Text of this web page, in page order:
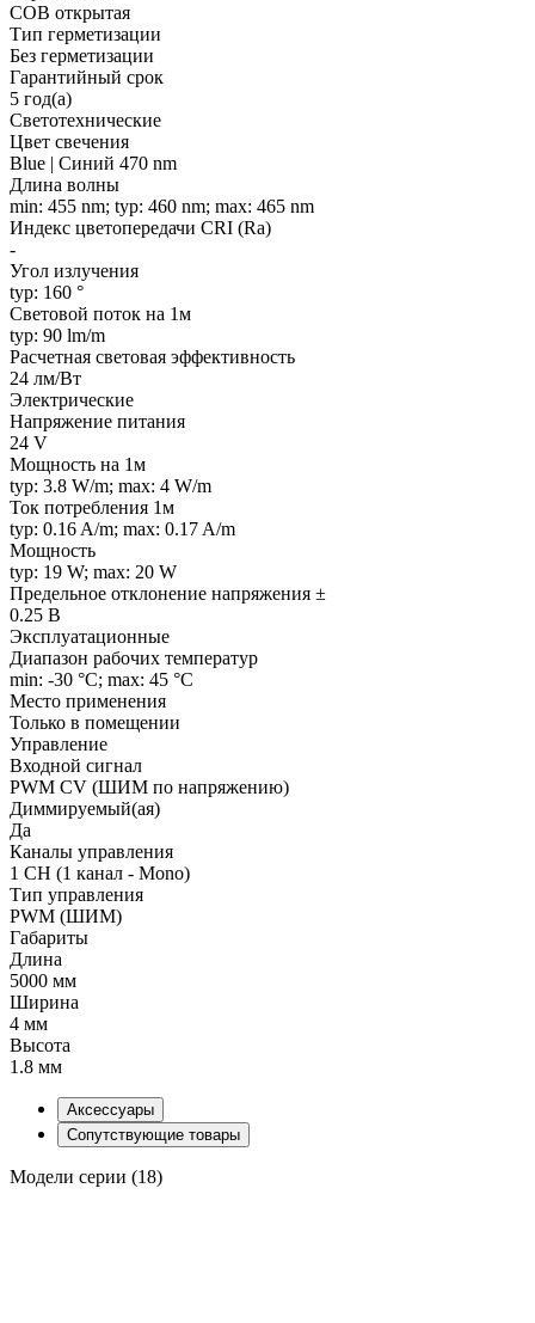
COB открытая
Тип герметизации
Без герметизации
Гарантийный срок
5 год(а)
Светотехнические
Цвет свечения
Blue | Синий 470 nm
Длина волны
min: 455 nm; typ: 460 nm; max: 465 nm
Индекс цветопередачи CRI (Ra)
-
Угол излучения
typ: 160 °
Световой поток на 1м
typ: 90 lm/m
Расчетная световая эффективность
24 лм/Вт
Электрические
Напряжение питания
24 V
Мощность на 1м
typ: 3.8 W/m; max: 4 W/m
Ток потребления 1м
typ: 0.16 A/m; max: 0.17 A/m
Мощность
typ: 19 W; max: 20 W
Предельное отклонение напряжения ±
0.25 В
Эксплуатационные
Диапазон рабочих температур
min: -30 °C; max: 45 °C
Место применения
Только в помещении
Управление
Входной сигнал
PWM СV (ШИМ по напряжению)
Диммируемый(ая)
Да
Каналы управления
1 CH (1 канал - Mono)
Тип управления
PWM (ШИМ)
Габариты
Длина
5000 мм
Ширина
4 мм
Высота
1.8 мм
Аксессуары
Сопутствующие товары
Модели серии (18)